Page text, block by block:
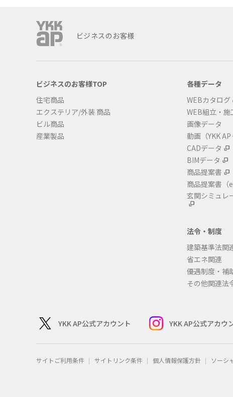
ビジネスのお客様
ビジネスのお客様TOP
住宅商品
エクステリア/外装 商品
ビル商品
産業製品
各種データ
WEBカタログ
WEB組立・施
画像データ
動画（YKK AP
CADデータ
BIMデータ
商品提案書
商品提案書
玄関シミュレ
法令・制度
建築基準法関
省エネ関連
優遇制度・補
その他関連法
YKK AP公式アカウント YKK AP公式アカウ
サイトご利用条件 サイトリンク条件 個人情報保護方針 ソーシ